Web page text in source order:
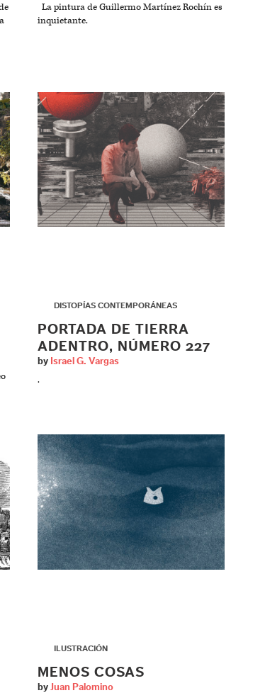
La pintura de Guillermo Martínez Rochín es
inquietante.
DISTOPÍAS CONTEMPORÁNEAS
PORTADA DE TIERRA
ADENTRO, NÚMERO 227
by Israel G. Vargas
.
ILUSTRACIÓN
MENOS COSAS
by Juan Palomino